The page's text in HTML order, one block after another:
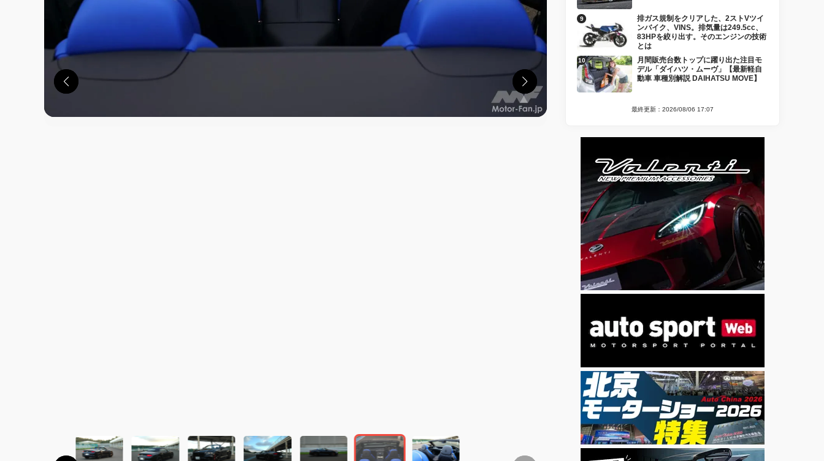
排ガス規制をクリアした、2ストVツイ
ンバイク、VINS。排気量は249.5cc、
83HPを絞り出す。そのエンジンの技術
とは
月間販売台数トップに躍り出た注目モ
デル「ダイハツ・ムーヴ」【最新軽自
動車 車種別解説 DAIHATSU MOVE】
最終更新：2026/08/06 17:07